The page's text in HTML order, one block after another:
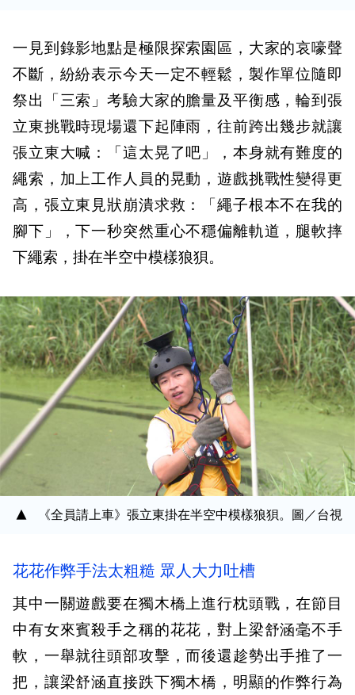
一見到錄影地點是極限探索園區，大家的哀嚎聲
不斷，紛紛表示今天一定不輕鬆，製作單位隨即
祭出「三索」考驗大家的膽量及平衡感，輪到張
立東挑戰時現場還下起陣雨，往前跨出幾步就讓
張立東大喊：「這太晃了吧」，本身就有難度的
繩索，加上工作人員的晃動，遊戲挑戰性變得更
高，張立東見狀崩潰求救：「繩子根本不在我的
腳下」，下一秒突然重心不穩偏離軌道，腿軟摔
下繩索，掛在半空中模樣狼狽。
《全員請上車》張立東掛在半空中模樣狼狽。圖／台視
花花作弊手法太粗糙 眾人大力吐槽
其中一關遊戲要在獨木橋上進行枕頭戰，在節目
中有女來賓殺手之稱的花花，對上梁舒涵毫不手
軟，一舉就往頭部攻擊，而後還趁勢出手推了一
把，讓梁舒涵直接跌下獨木橋，明顯的作弊行為